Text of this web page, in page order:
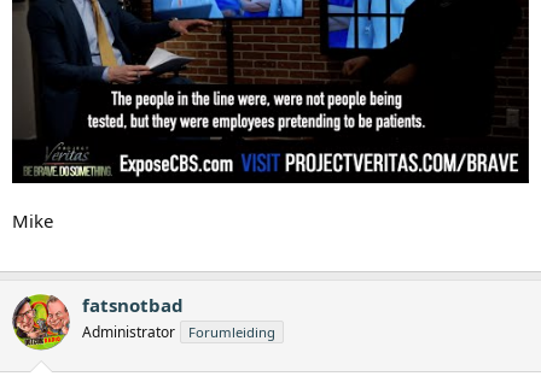
Mike
fatsnotbad
Administrator Forumleiding